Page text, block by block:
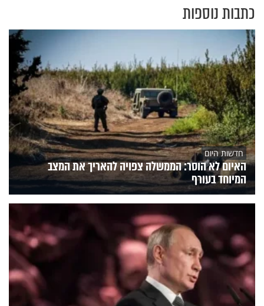
כתבות נוספות
חדשות היום
האיום לא הוסר: הממשלה צפויה להאריך את המצב
המיוחד בעורף